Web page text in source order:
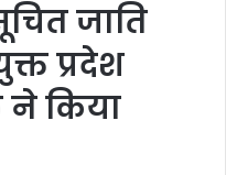
जाति
प्रदेश
ने किया